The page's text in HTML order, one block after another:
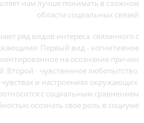
нам лучше понимать в сложном
области социальных связей.
ряд видов интереса, связанного с
Первый вид – когнитивное
на осознание причин
Второй – чувственное любопытство,
и настроениях окружающих.
с социальным сравнением
осознать свое роль в социуме.